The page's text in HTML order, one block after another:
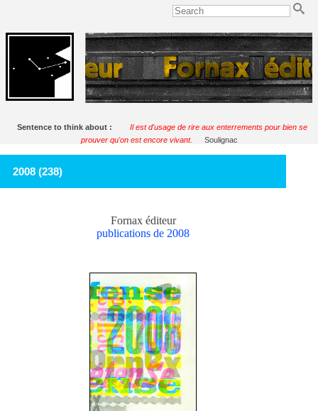
Sentence to think about :
Il est d'usage de rire aux enterrements pour bien se
prouver qu'on est encore vivant.
Soulignac
2008 (238)
Fornax éditeur
publications de 2008